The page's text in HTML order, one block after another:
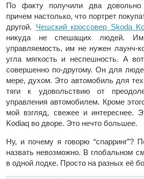
По факту получили два довольно
причем настолько, что портрет
другой. Чешский кроссовер Skoda
никуда не спешащих людей.
управляемость, им не нужен лаунч-
угла мягкость и неспешность. А
совершенно по-другому. Он для
мере, духом. Это автомобиль для
тяги к удовольствию от
управления автомобилем. Кроме
мой взгляд, свежее и интереснее.
Kodiaq во дворе. Это нечто большее.
Ну, и почему я говорю “спарринг”?
назвать невозможно. В глобальном
в одной лодке. Просто на разных её